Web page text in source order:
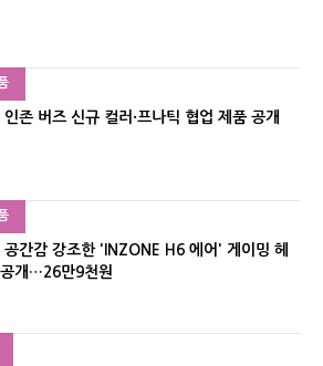
인존 버즈 신규 컬러·프나틱 협업 제품 공개
공간감 강조한 'INZONE H6 에어' 게이밍 헤
개…26만9천원